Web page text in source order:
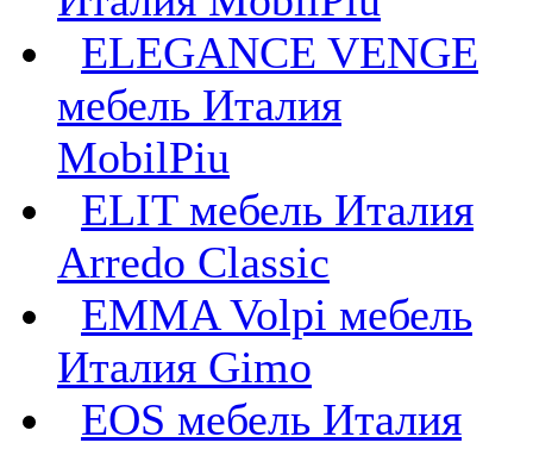
ELEGANCE VENGE
мебель Италия
MobilPiu
ELIT мебель Италия
Arredo Classic
EMMA Volpi мебель
Италия Gimo
EOS мебель Италия